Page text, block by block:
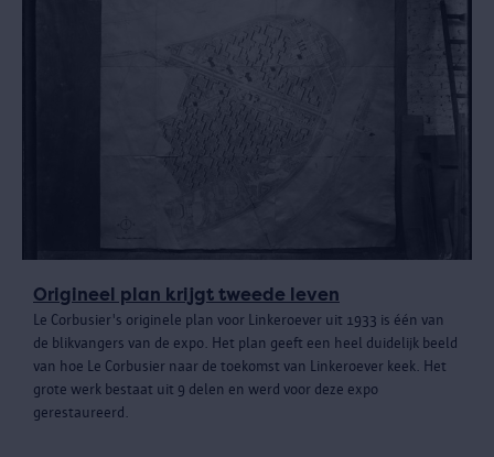
Origineel plan krijgt tweede leven
Le Corbusier's originele plan voor Linkeroever uit 1933 is één van
de blikvangers van de expo. Het plan geeft een heel duidelijk beeld
van hoe Le Corbusier naar de toekomst van Linkeroever keek. Het
grote werk bestaat uit 9 delen en werd voor deze expo
gerestaureerd.